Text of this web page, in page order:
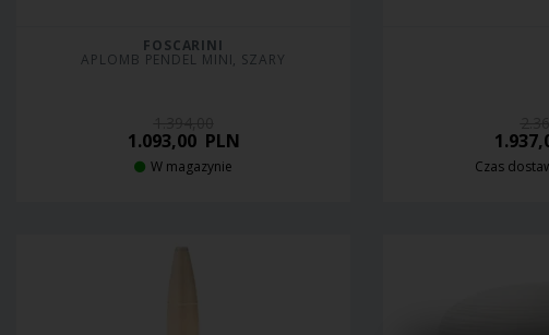
FOSCARINI
APLOMB PENDEL MINI, SZARY
1.093,00PLN
W magazynie Czas